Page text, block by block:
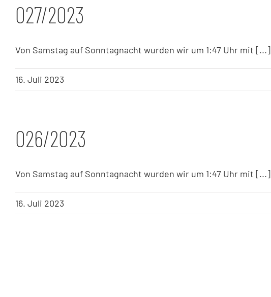
027/2023
Von Samstag auf Sonntagnacht wurden wir um 1:47 Uhr mit [...]
16. Juli 2023
026/2023
Von Samstag auf Sonntagnacht wurden wir um 1:47 Uhr mit [...]
16. Juli 2023